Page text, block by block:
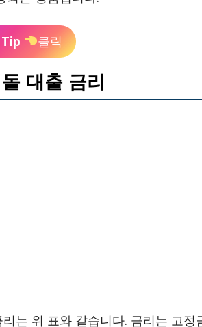
클릭
대출 금리
는 위 표와 같습니다. 금리는 고